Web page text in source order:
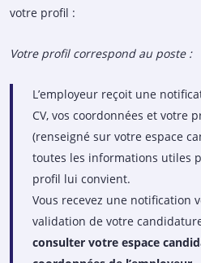
votre profil :
Votre profil correspond au poste :
L’employeur reçoit une
CV, vos coordonnées et votre
(renseigné sur votre espace
toutes les informations utiles
profil lui convient.
Vous recevez une notification
validation de votre
consulter votre espace